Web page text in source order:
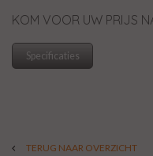
KOM VOOR UW PRIJS
Specificaties
TERUG NAAR OVERZICHT